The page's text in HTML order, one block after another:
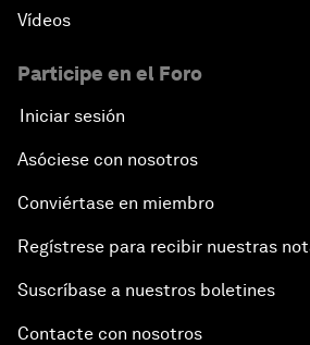
Vídeos
Participe en el Foro
Iniciar sesión
Asóciese con nosotros
Conviértase en miembro
Regístrese para recibir nuestras
Suscríbase a nuestros boletines
Contacte con nosotros